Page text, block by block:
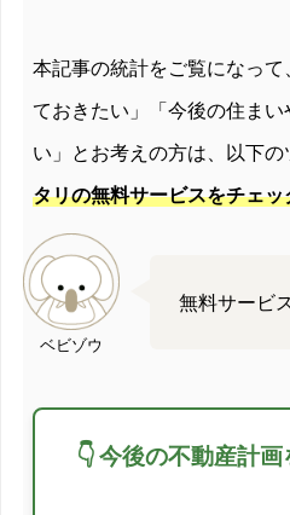
本記事の統計をご覧になっ
ておきたい」「今後の住ま
い」とお考えの方は、以下の
タリの無料サービスをチェッ
ベビゾウ
無料サービ
👇 今後の不動産計